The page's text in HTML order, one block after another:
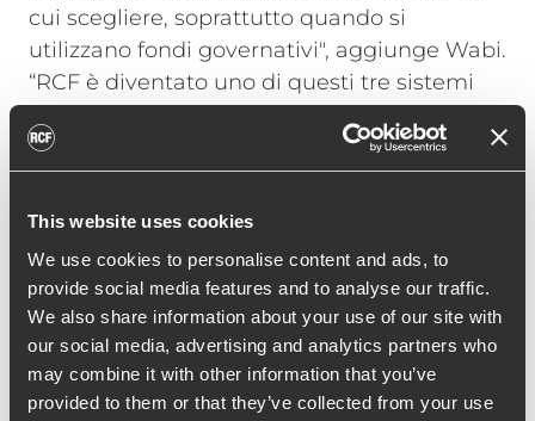
This website uses cookies
We use cookies to personalise content and ads, to
provide social media features and to analyse our traffic.
We also share information about your use of our site with
our social media, advertising and analytics partners who
may combine it with other information that you’ve
provided to them or that they’ve collected from your use
cui scegliere, soprattutto quando si
utilizzano fondi governativi", aggiunge Wabi.
“RCF è diventato uno di questi tre sistemi
loro catalogo che soddisfacevano le
esigenze e il budget del progetto".
Durante il riesame e l’analisi delle
valutazioni acustiche e architettoniche, gli
appaltatori hanno ingaggiato la ESB Group
Inc. di Springville - Alabama, la cui offerta
per il sistema audio principale era composta
da soluzioni RCF. “Stadi e arene sono